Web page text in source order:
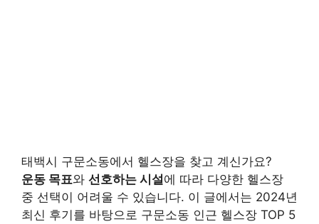
태백시 구문소동에서 헬스장을 찾고 계신가요?
운동 목표와 선호하는 시설에 따라 다양한 헬스장
중 선택이 어려울 수 있습니다. 이 글에서는 2024년
최신 후기를 바탕으로 구문소동 인근 헬스장 TOP 5